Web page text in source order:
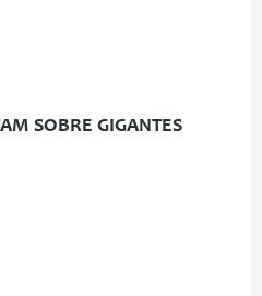
SOBRE GIGANTES